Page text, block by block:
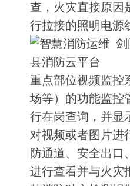
查，火灾直接原因
行拉接的照明电源
重点部位视频监控
场等）的功能监控
行在岗查询，并显
对视频或者图片进
防通道、安全出口
进行查看并与火灾